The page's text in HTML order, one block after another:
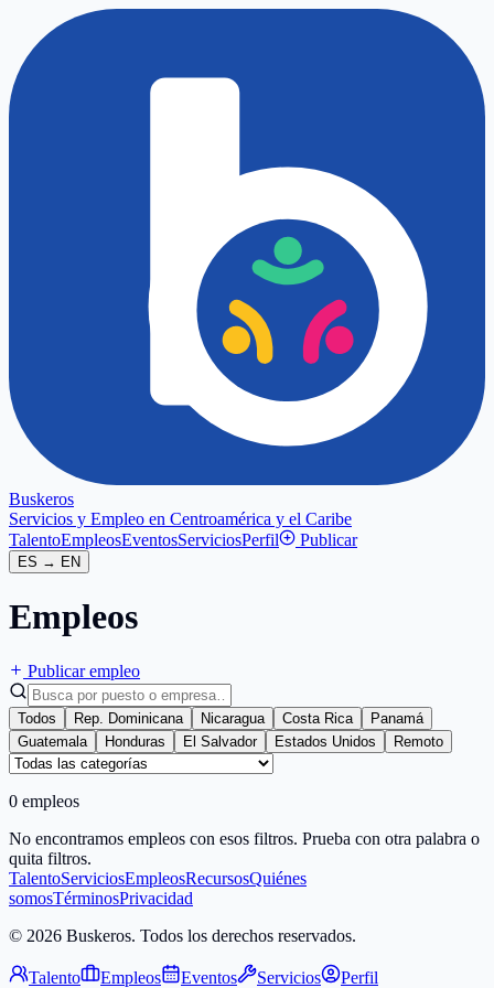
Buskeros
Servicios y Empleo en Centroamérica y el Caribe
TalentoEmpleosEventosServiciosPerfil Publicar
ES → EN
Empleos
Publicar empleo
Todos Rep. Dominicana Nicaragua Costa Rica
Panamá
Guatemala
Honduras El Salvador Estados Unidos Remoto
0 empleos
No encontramos empleos con esos filtros. Prueba con otra palabra o
quita filtros.
TalentoServiciosEmpleosRecursosQuiénes
somosTérminosPrivacidad
© 2026 Buskeros. Todos los derechos reservados.
Talento Empleos Eventos Servicios Perfil